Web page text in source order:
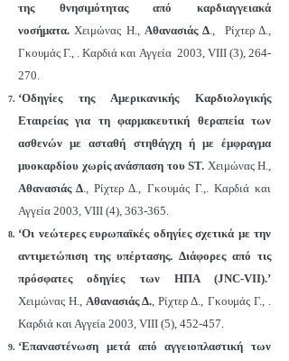
της θνησιμότητας από καρδιαγγειακά
νοσήματα.Χειμώνας Η.,Αθανασιάς Δ., Ρίχτερ Δ.,
Γκουμάς Γ., . Καρδιά και Αγγεία 2003, VIII (3), 264-
270.
‘Οδηγίες της Αμερικανικής Καρδιολογικής
Εταιρείας για τη φαρμακευτική θεραπεία των
ασθενών με ασταθή στηθάγχη ή με έμφραγμα
μυοκαρδίου χωρίς ανάσπαση του ST. Χειμώνας Η.,
Αθανασιάς Δ., Ρίχτερ Δ., Γκουμάς Γ.,. Καρδιά και
Αγγεία 2003, VIII (4), 363-365.
‘Οι νεώτερες ευρωπαϊκές οδηγίες σχετικά με την
αντιμετώπιση της υπέρτασης. Διάφορες από τις
πρόσφατες οδηγίες των ΗΠΑ (JNC-VII).’
Χειμώνας Η., Αθανασιάς Δ., Ρίχτερ Δ., Γκουμάς Γ., .
Καρδιά και Αγγείa 2003, VIII (5), 452-457.
‘Επαναστένωση μετά από αγγειοπλαστική των